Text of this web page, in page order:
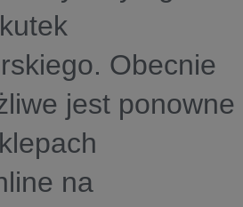
Obecnie
jest ponowne
na